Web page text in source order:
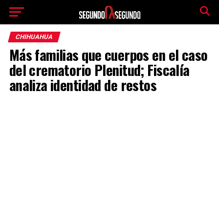
CHIHUAHUA
Más familias que cuerpos en el caso
del crematorio Plenitud; Fiscalía
analiza identidad de restos